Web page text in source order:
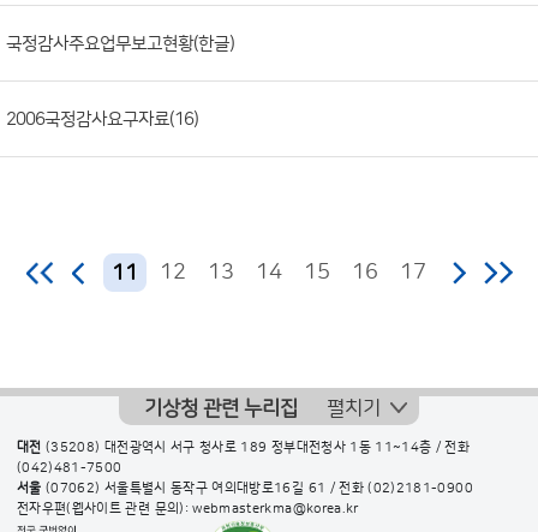
일,
조
회
수)
국정감사주요업무보고현황(한글)
2006국정감사요구자료(16)
11 12 13 14 15 16 17
기상청 관련 누리집 펼치기
대전 (35208) 대전광역시 서구 청사로 189 정부대전청사 1동 11~14층 / 전화
(042)481-7500
서울 (07062) 서울특별시 동작구 여의대방로16길 61 / 전화(02)2181-0900
전자우편(웹사이트 관련 문의): webmasterkma@korea.kr